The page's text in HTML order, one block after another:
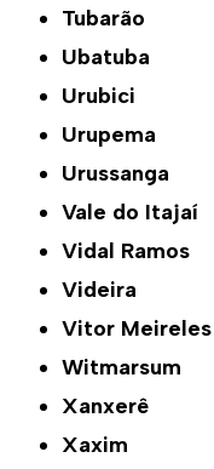
Tubarão
Ubatuba
Urubici
Urupema
Urussanga
Vale do Itajaí
Vidal Ramos
Videira
Vitor Meireles
Witmarsum
Xanxerê
Xaxim